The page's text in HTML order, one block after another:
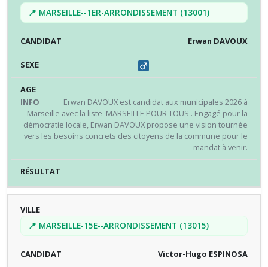
📍 MARSEILLE--1ER-ARRONDISSEMENT (13001)
Erwan DAVOUX
Erwan DAVOUX est candidat aux municipales 2026 à
Marseille avec la liste 'MARSEILLE POUR TOUS'. Engagé pour la
démocratie locale, Erwan DAVOUX propose une vision tournée
vers les besoins concrets des citoyens de la commune pour le
mandat à venir.
-
📍 MARSEILLE-15E--ARRONDISSEMENT (13015)
Victor-Hugo ESPINOSA